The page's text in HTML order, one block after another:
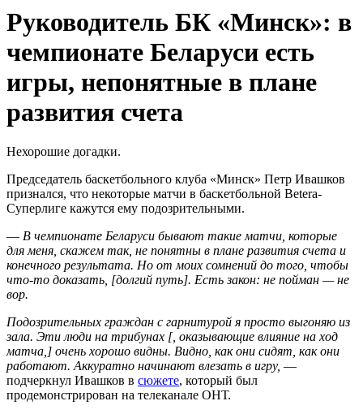
Руководитель БК «Минск»: в
чемпионате Беларуси есть
игры, непонятные в плане
развития счета
Нехорошие догадки.
Председатель баскетбольного клуба «Минск» Петр Ивашков
признался, что некоторые матчи в баскетбольной Betera-
Суперлиге кажутся ему подозрительными.
— В чемпионате Беларуси бывают такие матчи, которые
для меня, скажем так, не понятны в плане развития счета и
конечного результата. Но от моих сомнений до того, чтобы
что-то доказать, [долгий путь]. Есть закон: не пойман — не
вор.
Подозрительных граждан с гарнитурой я просто выгоняю из
зала. Эти люди на трибунах [, оказывающие влияние на ход
матча,] очень хорошо видны. Видно, как они сидят, как они
работают. Аккуратно начинают влезать в игру, —
подчеркнул Ивашков в сюжете, который был
продемонстрирован на телеканале ОНТ.